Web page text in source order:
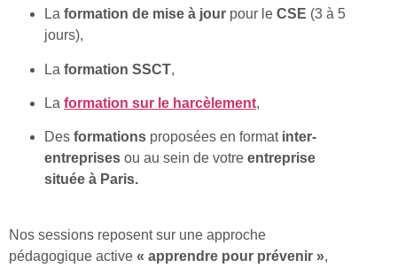
La formation de mise à jour pour le CSE (3 à 5
jours),
La formation SSCT,
La formation sur le harcèlement,
Des formations proposées en format inter-
entreprises ou au sein de votre entreprise
située à Paris.
Nos sessions reposent sur une approche
pédagogique active « apprendre pour prévenir »,